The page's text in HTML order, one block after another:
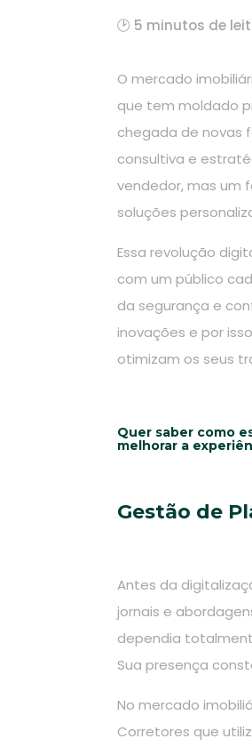
🕑 5 minutos de
O mercado
que tem moldado
chegada de novas
consultiva e
vendedor, mas um
soluções
Essa revolução
com um público
da segurança e
inovações e por
otimizam os seus
Quer saber como
melhorar a
Gestão de
Antes da
jornais e
dependia
Sua presença
No mercado
Corretores que